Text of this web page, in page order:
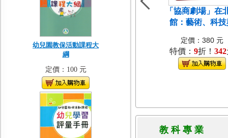
幼兒園教保活動課程大
綱
定價：100 元
「協商劇場」在
館：藝術、科技
定價：380 元
特價： 9折！ 342
教 科 專